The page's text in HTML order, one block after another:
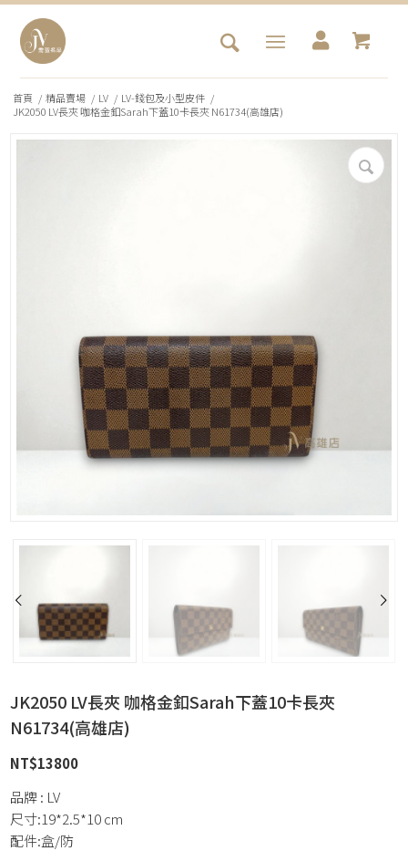
首頁 / 精品賣場 / LV / LV-錢包及小型皮件 /
JK2050 LV長夾 咖格金釦Sarah下蓋10卡長夾 N61734(高雄店)
JK2050 LV長夾 咖格金釦Sarah下蓋10卡長夾
N61734(高雄店)
NT$13800
品牌 : LV
尺寸:19*2.5*10 cm
配件:盒/防